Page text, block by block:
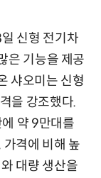
신형 전기차
은 기능을 제공
샤오미는 신형
을 강조했다.
약 9만대를
격에 비해 높
대량 생산을